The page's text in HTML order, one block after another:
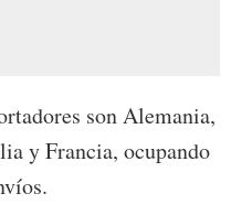
son Alemania,
y Francia, ocupando